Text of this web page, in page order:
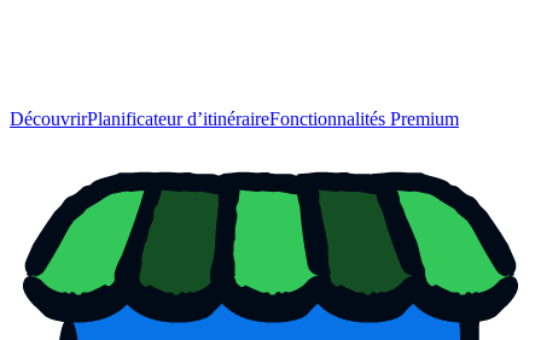
DécouvrirPlanificateur d’itinéraireFonctionnalités Premium